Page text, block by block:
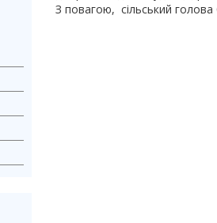
З повагою, сільський голова